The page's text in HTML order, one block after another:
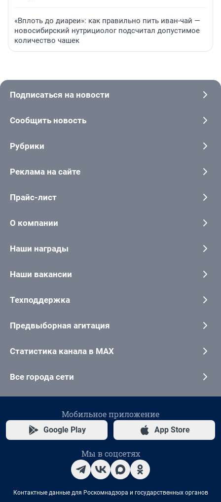
«Вплоть до диареи»: как правильно пить иван-чай —
новосибирский нутрициолог подсчитал допустимое
количество чашек
Подписаться на новости
Сообщить новость
Рубрики
Реклама на сайте
Прайс-лист
О компании
Наши награды
Наши вакансии
Техподдержка
Предвыборная агитация
Статистика канала в MAX
Все города сети
Мобильное приложение
Google Play App Store
Мы в соцсетях
Контактные данные для Роскомнадзора и государственных органов